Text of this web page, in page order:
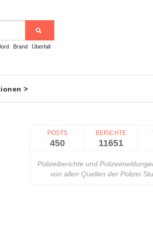
Brand
Überfall
>
POSTS
450
BERICHTE
11651
Polizeiberichte und
von allen Quellen der Polizei